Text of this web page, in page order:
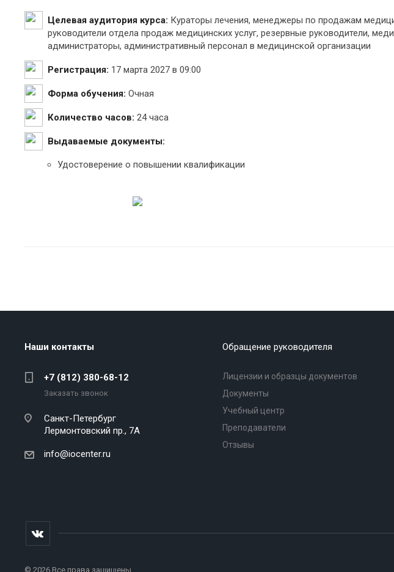
Целевая аудитория курса: Кураторы лечения, менеджеры по продажам
руководители отдела продаж медицинских услуг, резервные руководители,
администраторы, административный персонал в медицинской организации
Регистрация: 17 марта 2027 в 09:00
Форма обучения: Очная
Количество часов: 24 часа
Выдаваемые документы:
Удостоверение о повышении квалификации
Наши контакты
+7 (812) 380-68-12
Заказать звонок
Санкт-Петербург
Лермонтовский пр., 7А
info@iocenter.ru
Обращение руководителя
Лицензии и образцы документов
Документы
Учебный центр
Преподаватели
Отзывы
© 2026 Все права защищены.